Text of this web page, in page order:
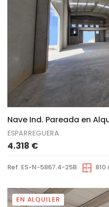
Nave Ind. Pareada en
ESPARREGUERA
4.318 €
Ref. ES-N-5867.4-25B 810
EN ALQUILER